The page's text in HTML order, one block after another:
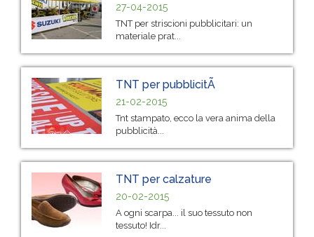
27-04-2015
TNT per striscioni pubblicitari: un
materiale prat...
TNT per pubblicitÃ
21-02-2015
Tnt stampato, ecco la vera anima della
pubblicità...
TNT per calzature
20-02-2015
A ogni scarpa... il suo tessuto non
tessuto! Idr...